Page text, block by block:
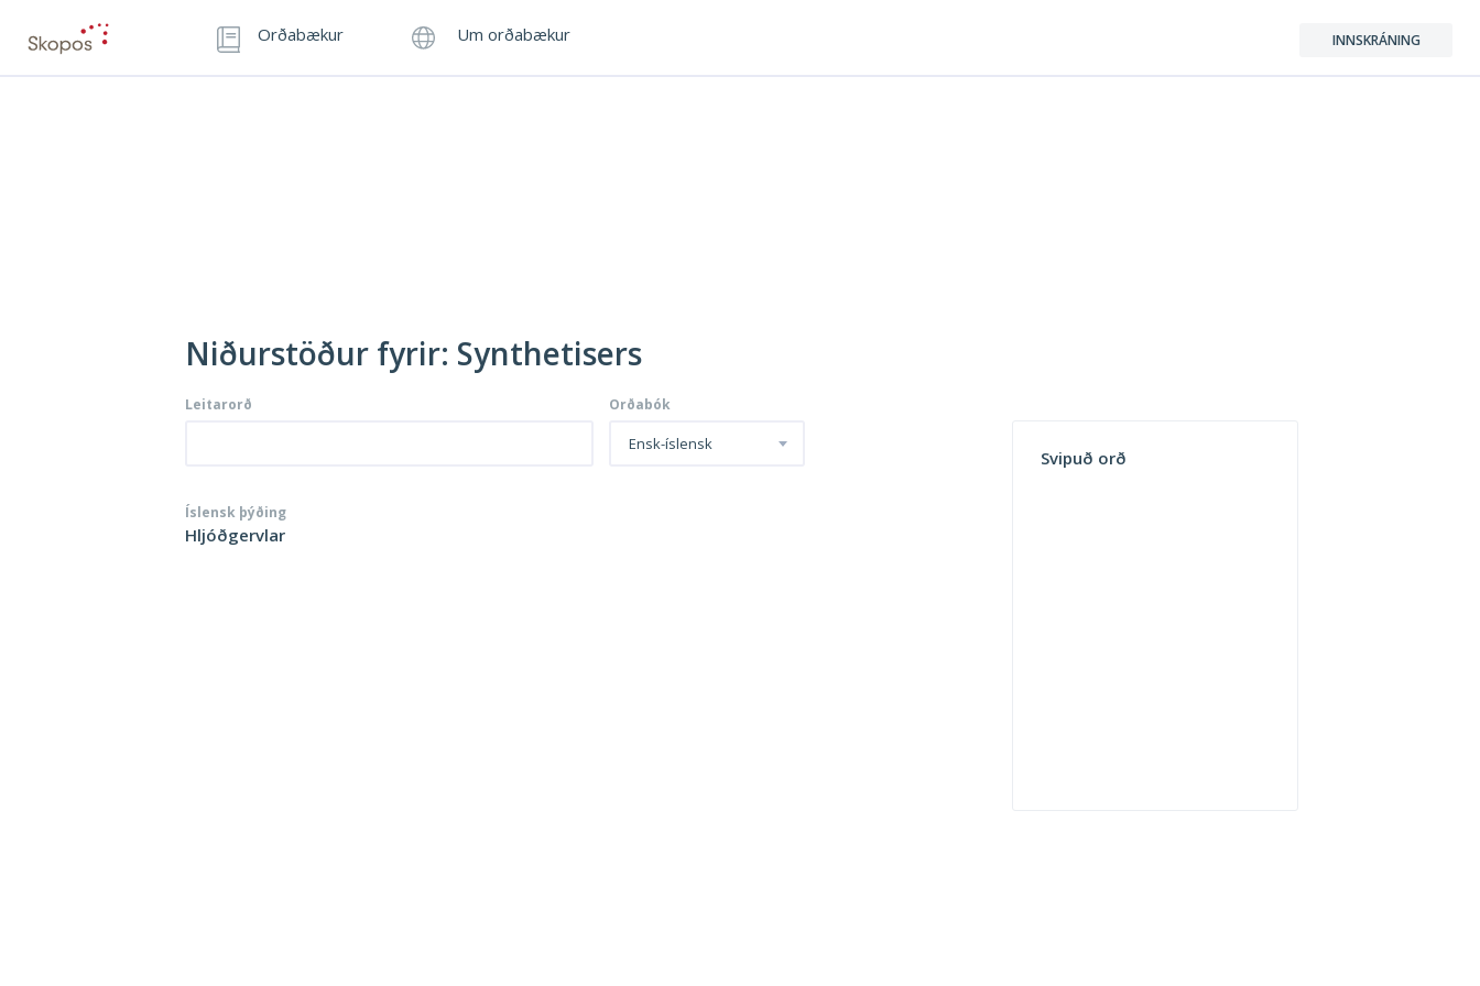
Orðabækur Um orðabækur INNSKRÁNING
Niðurstöður fyrir: Synthetisers
Leitarorð Orðabók
Ensk-íslensk
Íslensk þýðing
Hljóðgervlar
Svipuð orð